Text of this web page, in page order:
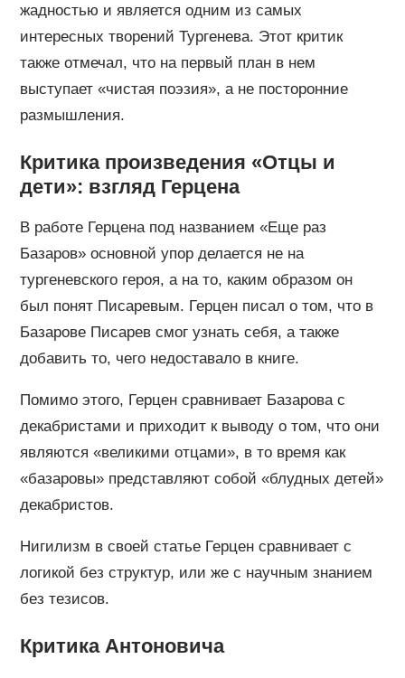
жадностью и является одним из самых
интересных творений Тургенева. Этот критик
также отмечал, что на первый план в нем
выступает «чистая поэзия», а не посторонние
размышления.
Критика произведения «Отцы и
дети»: взгляд Герцена
В работе Герцена под названием «Еще раз
Базаров» основной упор делается не на
тургеневского героя, а на то, каким образом он
был понят Писаревым. Герцен писал о том, что в
Базарове Писарев смог узнать себя, а также
добавить то, чего недоставало в книге.
Помимо этого, Герцен сравнивает Базарова с
декабристами и приходит к выводу о том, что они
являются «великими отцами», в то время как
«базаровы» представляют собой «блудных детей»
декабристов.
Нигилизм в своей статье Герцен сравнивает с
логикой без структур, или же с научным знанием
без тезисов.
Критика Антоновича